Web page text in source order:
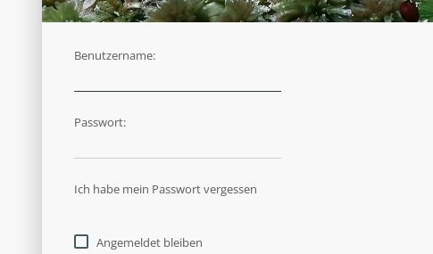
Benutzername:
Passwort:
Ich habe mein Passwort vergessen
Angemeldet bleiben